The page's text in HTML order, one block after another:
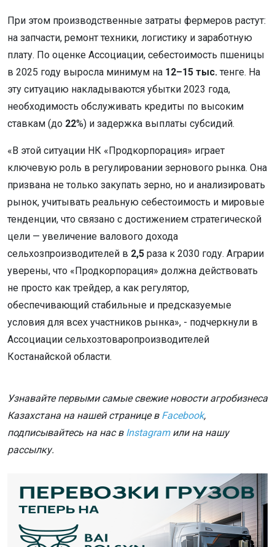
При этом производственные затраты фермеров растут:
на запчасти, ремонт техники, логистику и заработную
плату. По оценке Ассоциации, себестоимость пшеницы
в 2025 году выросла минимум на 12–15 тыс. тенге. На
эту ситуацию накладываются убытки 2023 года,
необходимость обслуживать кредиты по высоким
ставкам (до 22%) и задержка выплаты субсидий.
«В этой ситуации НК «Продкорпорация» играет
ключевую роль в регулировании зернового рынка. Она
призвана не только закупать зерно, но и анализировать
рынок, учитывать реальную себестоимость и мировые
тенденции, что связано с достижением стратегической
цели — увеличение валового дохода
сельхозпроизводителей в 2,5 раза к 2030 году. Аграрии
уверены, что «Продкорпорация» должна действовать
не просто как трейдер, а как регулятор,
обеспечивающий стабильные и предсказуемые
условия для всех участников рынка», - подчеркнули в
Ассоциации сельхозтоваропроизводителей
Костанайской области.
Узнавайте первыми самые свежие новости агробизнеса
Казахстана на нашей странице в Facebook,
подписывайтесь на нас в Instagramили на нашу
рассылку.